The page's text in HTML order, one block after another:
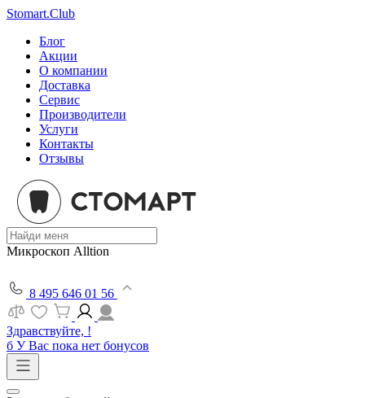
Stomart.Club
Блог
Акции
О компании
Доставка
Сервис
Производители
Услуги
Контакты
Отзывы
Микроскоп Alltion
8 495 646 01 56
Здравствуйте, !
б У Вас пока нет бонусов